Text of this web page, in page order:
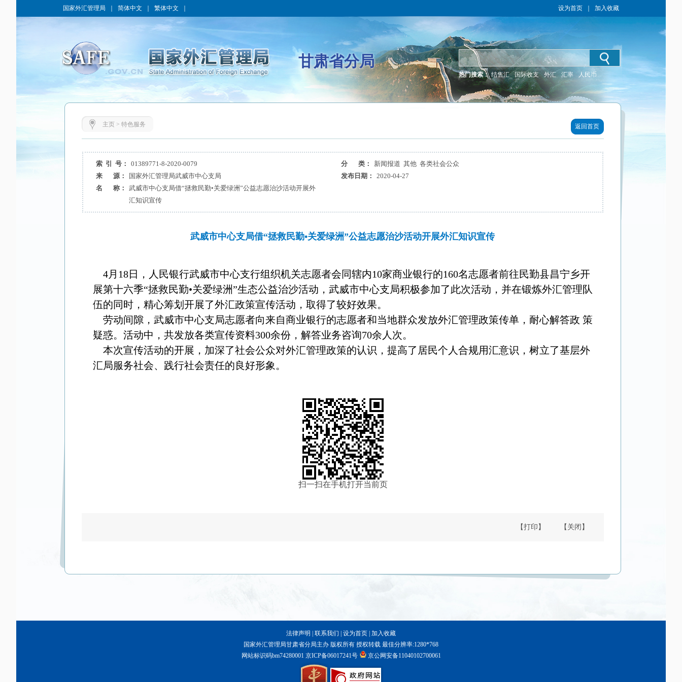
国家外汇管理局 简体中文 繁体中文 设为首页 加入收藏
甘肃省分局
热门搜索： 结售汇 国际收支 外汇 汇率 人民币
主页> 特色服务 返回首页
索 引 号： 01389771-8-2020-0079 分 类：
新闻报道 其他 各类社会公众
来 源：
国家外汇管理局武威市中心支局 发布日期：
2020-04-27
名 称：
武威市中心支局借“拯救民勤•关爱绿洲”公益志愿治沙活动开展外
汇知识宣传
武威市中心支局借“拯救民勤•关爱绿洲”公益志愿治沙活动开展外汇知识宣传
4月18日，人民银行武威市中心支行组织机关志愿者会同辖内10家商业银行的160名志愿者前往民勤县昌宁乡开
展第十六季“拯救民勤•关爱绿洲”生态公益治沙活动，武威市中心支局积极参加了此次活动，并在锻炼外汇管理队
伍的同时，精心筹划开展了外汇政策宣传活动，取得了较好效果。
劳动间隙，武威市中心支局志愿者向来自商业银行的志愿者和当地群众发放外汇管理政策传单，耐心解答政 策
疑惑。活动中，共发放各类宣传资料300余份，解答业务咨询70余人次。
本次宣传活动的开展，加深了社会公众对外汇管理政策的认识，提高了居民个人合规用汇意识，树立了基层外
汇局服务社会、践行社会责任的良好形象。
扫一扫在手机打开当前页
【打印】 【关闭】
法律声明 联系我们 设为首页 加入收藏
国家外汇管理局甘肃省分局主办 版权所有 授权转载 最佳分辨率:1280*768
网站标识码bm74280001京ICP备06017241号 京公网安备11040102700061